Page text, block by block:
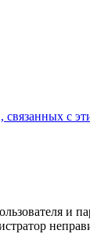
связанных с
и